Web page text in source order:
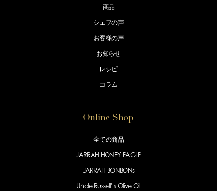
商品
シェフの声
お客様の声
お知らせ
レシピ
コラム
Online Shop
全ての商品
JARRAH HONEY EAGLE
JARRAH BONBONs
Uncle Russell' s Olive Oil